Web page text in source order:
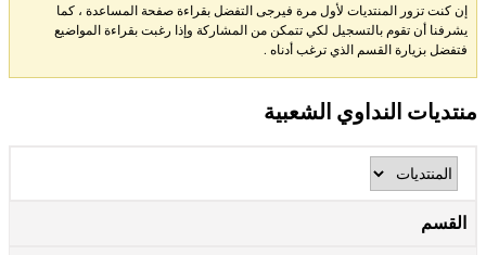
إن كنت تزور المنتديات لأول مرة فيرجى التفضل بقراءة صفحة المساعدة ، كما
يشرفنا أن تقوم بالتسجيل لكي تتمكن من المشاركة وإذا رغبت بقراءة المواضيع
فتفضل بزيارة القسم الذي ترغب أدناه .
منتديات النداوي الشعبية
القسم